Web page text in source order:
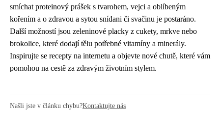
smíchat proteinový prášek s tvarohem, vejci a oblíbeným
kořením a o zdravou a sytou snídani či svačinu je postaráno.
Další možností jsou zeleninové placky z cukety, mrkve nebo
brokolice, které dodají tělu potřebné vitamíny a minerály.
Inspirujte se recepty na internetu a objevte nové chutě, které vám
pomohou na cestě za zdravým životním stylem.
Našli jste v článku chybu?Kontaktujte nás